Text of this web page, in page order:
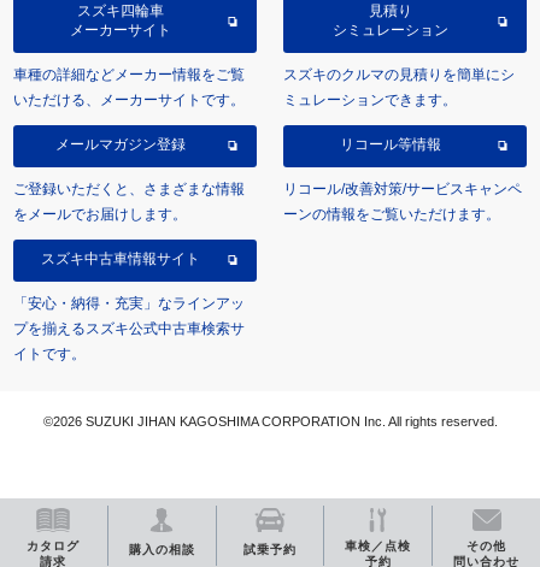
カタログ
請求
購入の相談 試乗予約
車検／点検
予約
その他
問い合わせ
スズキ四輪車
メーカーサイト
車種の詳細などメーカー情報をご覧
いただける、メーカーサイトです。
見積り
シミュレーション
スズキのクルマの見積りを簡単にシ
ミュレーションできます。
メールマガジン登録
ご登録いただくと、さまざまな情報
をメールでお届けします。
リコール等情報
リコール/改善対策/サービスキャンペ
ーンの情報をご覧いただけます。
スズキ中古車情報サイト
「安心・納得・充実」なラインアッ
プを揃えるスズキ公式中古車検索サ
イトです。
©2026 SUZUKI JIHAN KAGOSHIMA CORPORATION Inc. All rights reserved.